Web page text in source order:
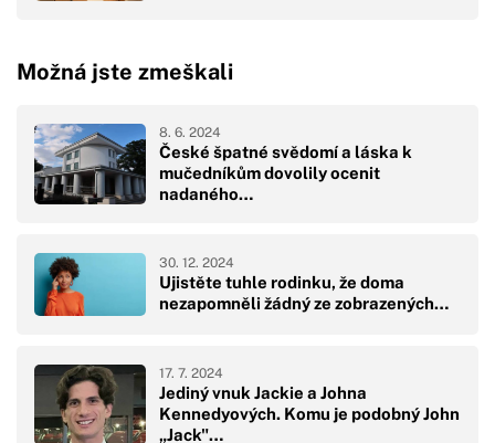
Možná jste zmeškali
České špatné svědomí a láska k
mučedníkům dovolily ocenit
nadaného…
8. 6. 2024
Ujistěte tuhle rodinku, že doma
nezapomněli žádný ze zobrazených…
30. 12. 2024
Jediný vnuk Jackie a Johna
Kennedyových. Komu je podobný John
„Jack"…
17. 7. 2024